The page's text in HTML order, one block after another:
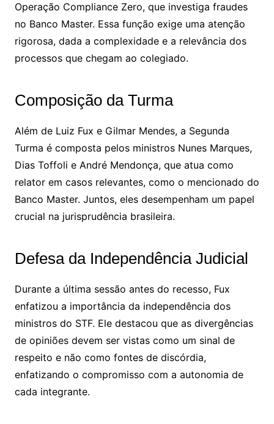
Operação Compliance Zero, que investiga fraudes
no Banco Master. Essa função exige uma atenção
rigorosa, dada a complexidade e a relevância dos
processos que chegam ao colegiado.
Composição da Turma
Além de Luiz Fux e Gilmar Mendes, a Segunda
Turma é composta pelos ministros Nunes Marques,
Dias Toffoli e André Mendonça, que atua como
relator em casos relevantes, como o mencionado do
Banco Master. Juntos, eles desempenham um papel
crucial na jurisprudência brasileira.
Defesa da Independência Judicial
Durante a última sessão antes do recesso, Fux
enfatizou a importância da independência dos
ministros do STF. Ele destacou que as divergências
de opiniões devem ser vistas como um sinal de
respeito e não como fontes de discórdia,
enfatizando o compromisso com a autonomia de
cada integrante.